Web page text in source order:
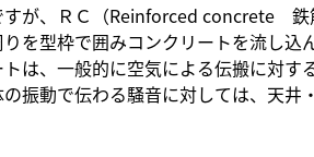
すが、ＲＣ（Reinforced concrete 鉄
を型枠で囲みコンクリートを流し込
は、一般的に空気による伝搬に対す
振動で伝わる騒音に対しては、天